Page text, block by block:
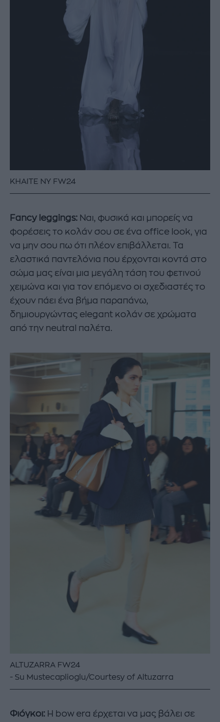
KHAITE NY FW24
Fancy leggings: Ναι, φυσικά και μπορείς να
φορέσεις το κολάν σου σε ένα office look, για
να μην σου πω ότι πλέον επιβάλλεται. Τα
ελαστικά παντελόνια που έρχονται κοντά στο
σώμα μας είναι μια μεγάλη τάση του φετινού
χειμώνα και για τον επόμενο οι σχεδιαστές το
έχουν πάει ένα βήμα παραπάνω,
δημιουργώντας elegant κολάν σε χρώματα
από την neutral παλέτα.
ALTUZARRA FW24
Su Mustecaplioglu/Courtesy of Altuzarra
Φιόγκοι: Η bow era έρχεται να μας βάλει σε